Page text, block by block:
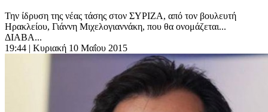
Την ίδρυση της νέας τάσης στον ΣΥΡΙΖΑ, από τον βουλευτή
Ηρακλείου, Γιάννη Μιχελογιαννάκη, που θα ονομάζεται...
ΔΙΑΒΑ...
19:44 | Κυριακή 10 Μαΐου 2015